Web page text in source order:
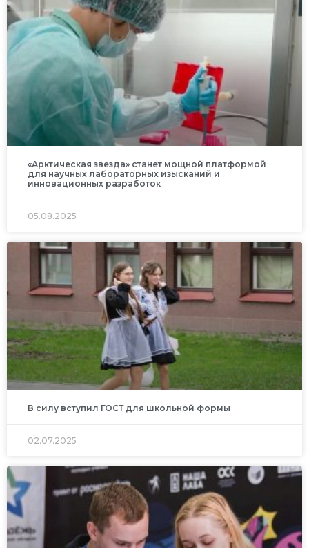
«Арктическая звезда» станет мощной платформой
для научных лабораторных изысканий и
инновационных разработок
05.08.2025
В силу вступил ГОСТ для школьной формы
02.07.2025